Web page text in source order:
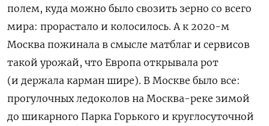
полем, куда можно было свозить зерно со всего
мира: прорастало и колосилось. А к 2020-м
Москва пожинала в смысле матблаг и сервисов
такой урожай, что Европа открывала рот
(и держала карман шире). В Москве было все:
прогулочных ледоколов на Москва-реке зимой
до шикарного Парка Горького и круглосуточной